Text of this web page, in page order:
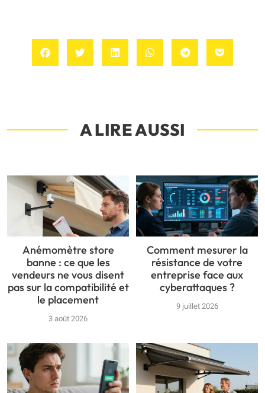
A LIRE AUSSI
Anémomètre store
banne : ce que les
vendeurs ne vous disent
pas sur la compatibilité et
le placement
3 août 2026
Comment mesurer la
résistance de votre
entreprise face aux
cyberattaques ?
9 juillet 2026